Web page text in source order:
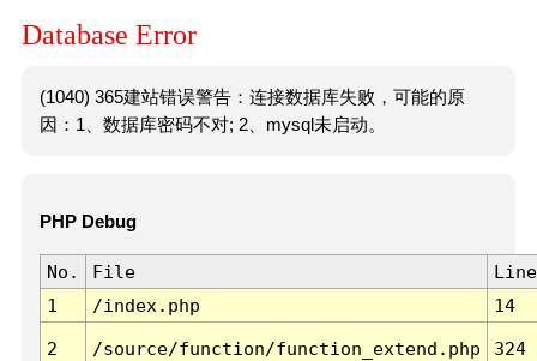
Database Error
(1040) 365建站错误警告：连接数据库失败，可能的原
因：1、数据库密码不对; 2、mysql未启动。
PHP Debug
No. File
Line
1
/index.php 14
2 /source/function/function_extend.php 324